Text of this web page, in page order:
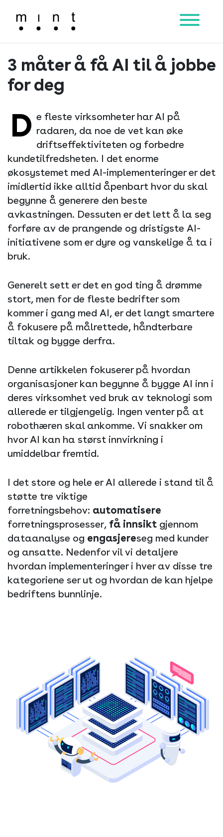
Main Navigation
3 måter å få AI til å jobbe
for deg
D e fleste virksomheter har AI på
radaren, da noe de vet kan øke
driftseffektiviteten og forbedre
kundetilfredsheten. I det enorme
økosystemet med AI-implementeringer er det
imidlertid ikke alltid åpenbart hvor du skal
begynne å generere den beste
avkastningen. Dessuten er det lett å la seg
forføre av de prangende og dristigste AI-
initiativene som er dyre og vanskelige å ta i
bruk.
Generelt sett er det en god ting å drømme
stort, men for de fleste bedrifter som
kommer i gang med AI, er det langt smartere
å fokusere på målrettede, håndterbare
tiltak og bygge derfra.
Denne artikkelen fokuserer på hvordan
organisasjoner kan begynne å bygge AI inn i
deres virksomhet ved bruk av teknologi som
allerede er tilgjengelig. Ingen venter på at
robothæren skal ankomme. Vi snakker om
hvor AI kan ha størst innvirkning i
umiddelbar fremtid.
I det store og hele er AI allerede i stand til å
støtte tre viktige
forretningsbehov: automatisere
forretningsprosesser, få innsikt gjennom
dataanalyse og engasjereseg med kunder
og ansatte. Nedenfor vil vi detaljere
hvordan implementeringer i hver av disse tre
kategoriene ser ut og hvordan de kan hjelpe
bedriftens bunnlinje.